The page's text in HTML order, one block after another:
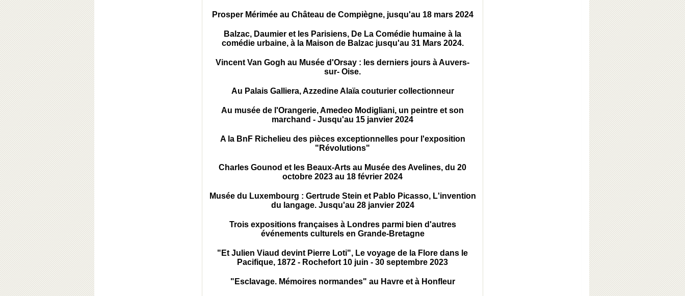
Prosper Mérimée au Château de Compiègne, jusqu'au 18 mars 2024
Balzac, Daumier et les Parisiens, De La Comédie humaine à la
comédie urbaine, à la Maison de Balzac jusqu'au 31 Mars 2024.
Vincent Van Gogh au Musée d'Orsay : les derniers jours à Auvers-
sur- Oise.
Au Palais Galliera, Azzedine Alaïa couturier collectionneur
Au musée de l'Orangerie, Amedeo Modigliani, un peintre et son
marchand - Jusqu'au 15 janvier 2024
A la BnF Richelieu des pièces exceptionnelles pour l'exposition
"Révolutions"
Charles Gounod et les Beaux-Arts au Musée des Avelines, du 20
octobre 2023 au 18 février 2024
Musée du Luxembourg : Gertrude Stein et Pablo Picasso, L'invention
du langage. Jusqu'au 28 janvier 2024
Trois expositions françaises à Londres parmi bien d'autres
événements culturels en Grande-Bretagne
"Et Julien Viaud devint Pierre Loti", Le voyage de la Flore dans le
Pacifique, 1872 - Rochefort 10 juin - 30 septembre 2023
"Esclavage. Mémoires normandes" au Havre et à Honfleur